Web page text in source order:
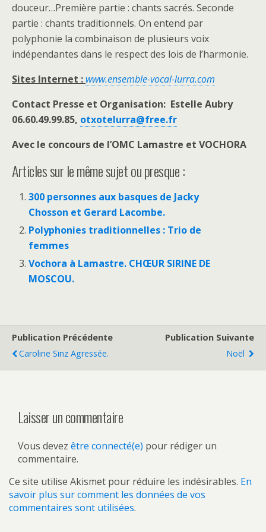
douceur…Première partie : chants sacrés. Seconde
partie : chants traditionnels. On entend par
polyphonie la combinaison de plusieurs voix
indépendantes dans le respect des lois de l’harmonie.
Sites Internet : www.ensemble-vocal-lurra.com
Contact Presse et Organisation: Estelle Aubry
06.60.49.99.85, otxotelurra@free.fr
Avec le concours de l’OMC Lamastre et VOCHORA
Articles sur le même sujet ou presque :
300 personnes aux basques de Jacky
Chosson et Gerard Lacombe.
Polyphonies traditionnelles : Trio de
femmes
Vochora à Lamastre. CHŒUR SIRINE DE
MOSCOU.
Publication Précédente
Caroline Sinz Agressée.
Publication Suivante
Noël
Laisser un commentaire
Vous devez être connecté(e) pour rédiger un
commentaire.
Ce site utilise Akismet pour réduire les indésirables. En
savoir plus sur comment les données de vos
commentaires sont utilisées.